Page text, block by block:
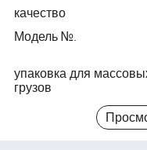
качество
Модель №.
упаковка для
грузов